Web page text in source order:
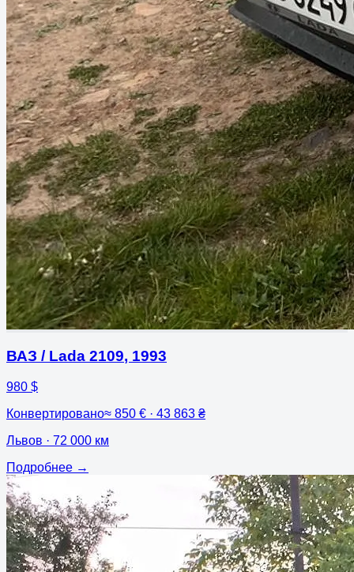
ВАЗ / Lada 2109, 1993
980 $
Конвертировано≈ 850 € · 43 863 ₴
Львов · 72 000 км
Подробнее →